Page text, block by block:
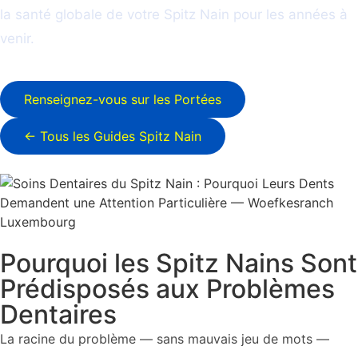
la santé globale de votre Spitz Nain pour les années à
venir.
Renseignez-vous sur les Portées
← Tous les Guides Spitz Nain
Pourquoi les Spitz Nains Sont
Prédisposés aux Problèmes
Dentaires
La racine du problème — sans mauvais jeu de mots —